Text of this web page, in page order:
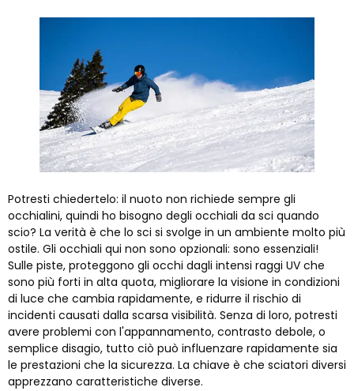
Potresti chiedertelo: il nuoto non richiede sempre gli
occhialini, quindi ho bisogno degli occhiali da sci quando
scio? La verità è che lo sci si svolge in un ambiente molto più
ostile. Gli occhiali qui non sono opzionali: sono essenziali!
Sulle piste, proteggono gli occhi dagli intensi raggi UV che
sono più forti in alta quota, migliorare la visione in condizioni
di luce che cambia rapidamente, e ridurre il rischio di
incidenti causati dalla scarsa visibilità. Senza di loro, potresti
avere problemi con l'appannamento, contrasto debole, o
semplice disagio, tutto ciò può influenzare rapidamente sia
le prestazioni che la sicurezza. La chiave è che sciatori diversi
apprezzano caratteristiche diverse.